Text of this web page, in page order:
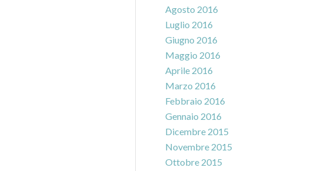
Agosto 2016
Luglio 2016
Giugno 2016
Maggio 2016
Aprile 2016
Marzo 2016
Febbraio 2016
Gennaio 2016
Dicembre 2015
Novembre 2015
Ottobre 2015